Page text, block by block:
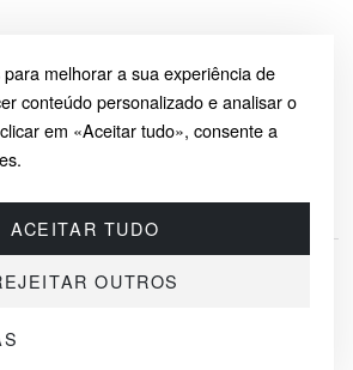
melhorar a sua experiência de
conteúdo personalizado e analisar o
em «Aceitar tudo», consente a
ACEITAR TUDO
OUTROS
seg – sex 8:00 – 16:00 (UTC+2)
LINNAOSA, AHTRI TN 12, 10151, TALLINN,